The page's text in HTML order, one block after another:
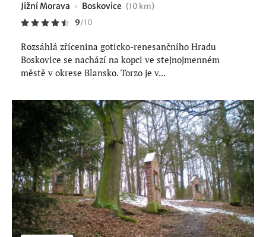
Jižní Morava Boskovice (10 km)
9/10
Rozsáhlá zřícenina goticko-renesančního Hradu
Boskovice se nachází na kopci ve stejnojmenném
městě v okrese Blansko. Torzo je v...